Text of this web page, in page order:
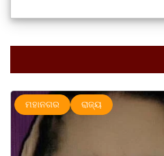
ରାଜ୍ୟ ସୃଜନୀ